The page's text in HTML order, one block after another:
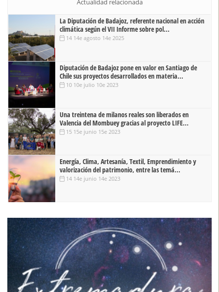
Actualidad relacionada
La Diputación de Badajoz, referente nacional en acción
climática según el VII Informe sobre pol...
14 14e agosto 14e 2025
Diputación de Badajoz pone en valor en Santiago de
Chile sus proyectos desarrollados en materia...
10 10e julio 10e 2023
Una treintena de milanos reales son liberados en
Valencia del Mombuey gracias al proyecto LIFE...
15 15e junio 15e 2023
Energía, Clima, Artesanía, Textil, Emprendimiento y
valorización del patrimonio, entre las temá...
14 14e junio 14e 2023